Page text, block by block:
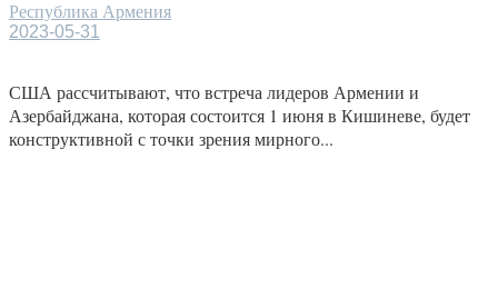
Республика Армения
2023-05-31
США рассчитывают, что встреча лидеров Армении и
Азербайджана, которая состоится 1 июня в Кишиневе, будет
конструктивной с точки зрения мирного...